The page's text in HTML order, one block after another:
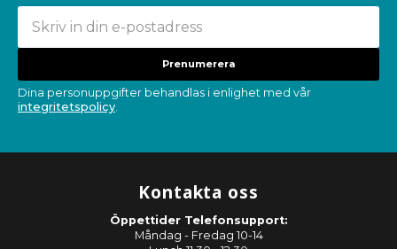
Prenumerera
Dina personuppgifter behandlas i enlighet med vår
integritetspolicy.
Kontakta oss
Öppettider Telefonsupport:
Måndag - Fredag 10-14